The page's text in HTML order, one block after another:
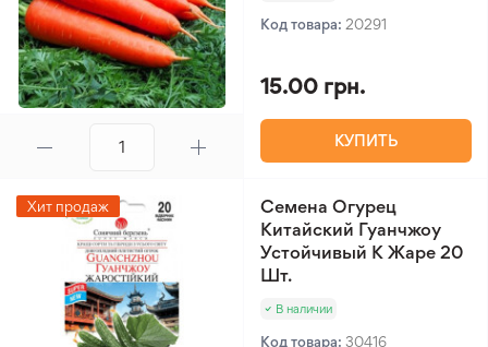
Код товара: 20291
15.00 грн.
КУПИТЬ
Хит продаж
Семена Огурец
Китайский Гуанчжоу
Устойчивый К Жаре 20
Шт.
В наличии
Код товара: 30416